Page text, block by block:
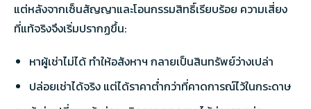
แต่หลังจากเซ็นสัญญาและโอนกรรมสิทธิ์เรียบร้อย ความเสี่ยง
ที่แท้จริงจึงเริ่มปรากฏขึ้น:
หาผู้เช่าไม่ได้ ทำให้อสังหาฯ กลายเป็นสินทรัพย์ว่างเปล่า
ปล่อยเช่าได้จริง แต่ได้ราคาต่ำกว่าที่คาดการณ์ไว้ในกระดาษ